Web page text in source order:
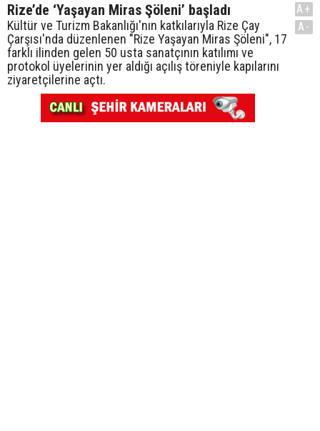
Rize’de ‘Yaşayan Miras Şöleni’ başladı
Kültür ve Turizm Bakanlığı'nın katkılarıyla Rize Çay
Çarşısı'nda düzenlenen "Rize Yaşayan Miras Şöleni", 17
farklı ilinden gelen 50 usta sanatçının katılımı ve
protokol üyelerinin yer aldığı açılış töreniyle kapılarını
ziyaretçilerine açtı.
A+
A-